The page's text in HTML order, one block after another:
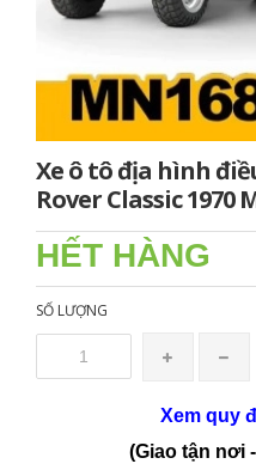
Xe ô tô địa hình
Rover Classic 1970
HẾT HÀNG
SỐ LƯỢNG
Xem quy
(Giao tận nơi